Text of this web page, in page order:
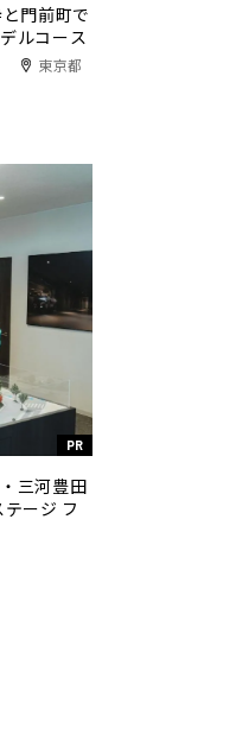
門前町で
ルコース
東京都
PR
三河豊田
ージ フ